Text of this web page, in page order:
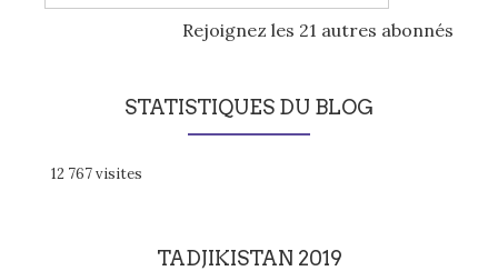
Rejoignez les 21 autres abonnés
STATISTIQUES DU BLOG
12 767 visites
TADJIKISTAN 2019